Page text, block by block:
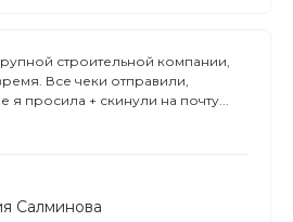
строительной компании,
Все чеки отправили,
я просила + скинули на почту...
Салминова